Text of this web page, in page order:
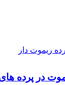
ریموت دار
در پرده